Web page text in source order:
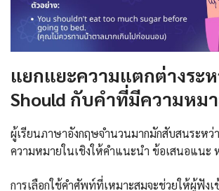
แยกแยะความแตกต่างระห
Should กับคำที่มีความหม
ผู้เรียนภาษาอังกฤษจำนวนมากมักสับสนระหว่
ความหมายในเชิงให้คำแนะนำ ข้อเสนอแนะ
การเลือกใช้คำศัพท์ที่เหมาะสมจะช่วยให้ผู้ฟังเ